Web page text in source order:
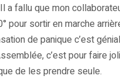
Il a fallu que mon
pour sortir en marche
de panique c’est
c’est pour faire
de les prendre seule.